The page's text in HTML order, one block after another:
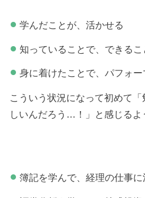
学んだことが、活かせる
知っていることで、できるこ
身に着けたことで、パフォ
こういう状況になって初めて
しいんだろう…！」と感じるよ
簿記を学んで、経理の仕事に